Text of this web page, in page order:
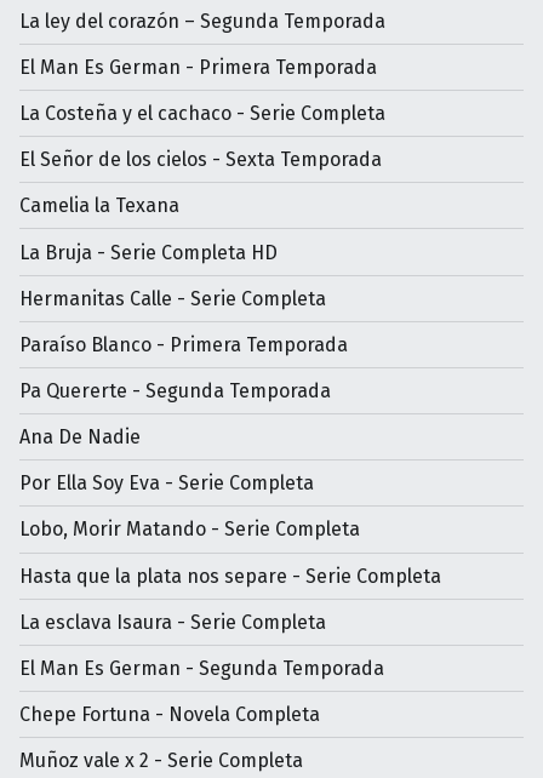
La ley del corazón – Segunda Temporada
El Man Es German - Primera Temporada
La Costeña y el cachaco - Serie Completa
El Señor de los cielos - Sexta Temporada
Camelia la Texana
La Bruja - Serie Completa HD
Hermanitas Calle - Serie Completa
Paraíso Blanco - Primera Temporada
Pa Quererte - Segunda Temporada
Ana De Nadie
Por Ella Soy Eva - Serie Completa
Lobo, Morir Matando - Serie Completa
Hasta que la plata nos separe - Serie Completa
La esclava Isaura - Serie Completa
El Man Es German - Segunda Temporada
Chepe Fortuna - Novela Completa
Muñoz vale x 2 - Serie Completa